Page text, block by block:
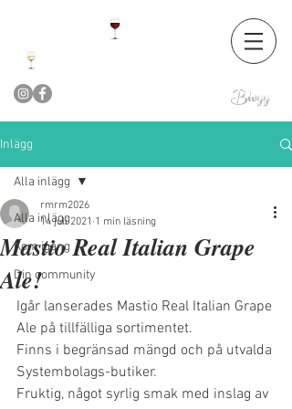
Blogg
Inlägg
Alla inlägg
Kom igång
Din community
Alla inlägg
Mastio Real Italian Grape
Ale!
rmrm2026
14 juli 2021 1 min läsning
Igår lanserades Mastio Real Italian Grape
Ale på tillfälliga sortimentet.
Finns i begränsad mängd och på utvalda
Systembolags-butiker.
Fruktig, något syrlig smak med inslag av